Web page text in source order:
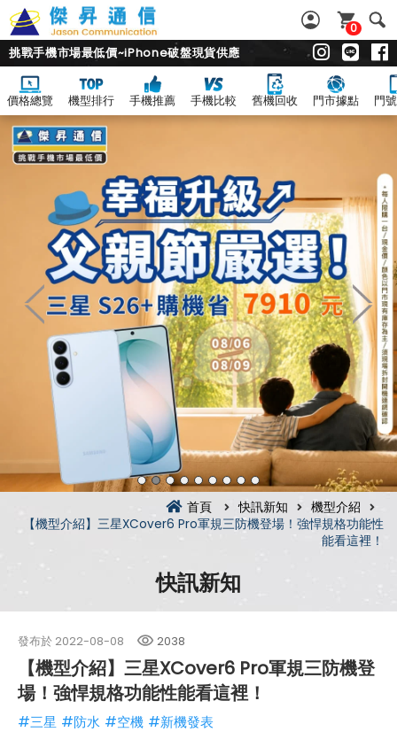
0
挑戰手機市場最低價~iPhone破盤現貨供應
價格總覽 機型排行 手機推薦 手機比較 舊機回收 門市據點 門
首頁 快訊新知
機型介紹
【機型介紹】三星XCover6 Pro軍規三防機登場！強悍規格功能性
能看這裡！
快訊新知
發布於 2022-08-08 2038
【機型介紹】三星XCover6 Pro軍規三防機登
場！強悍規格功能性能看這裡！
#三星 #防水 #空機 #新機發表